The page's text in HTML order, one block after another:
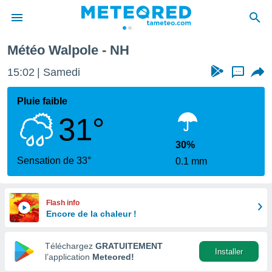
de
par
en
Météo Walpole - NH
15:02 Samedi ...
Pluie faible
31°
Sensation de 33°
30%
0.1 mm
Flash info
Encore de la chaleur !
Téléchargez GRATUITEMENT
l’application Meteored!
Installer